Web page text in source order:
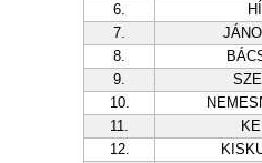
6.
7.
8.
9.
10.
11.
12.